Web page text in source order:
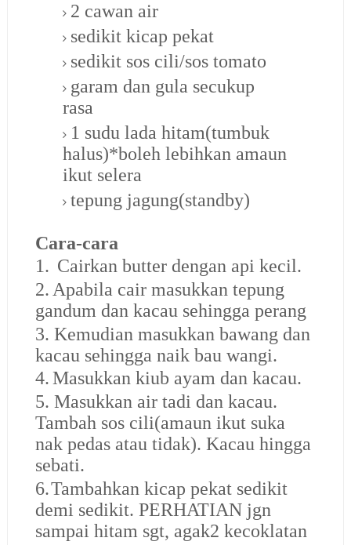
2 cawan air
sedikit kicap pekat
sedikit sos cili/sos tomato
garam dan gula secukup
rasa
1 sudu lada hitam(tumbuk
halus)*boleh lebihkan amaun
ikut selera
tepung jagung(standby)
Cara-cara
1. Cairkan butter dengan api kecil.
2. Apabila cair masukkan tepung
gandum dan kacau sehingga perang
3. Kemudian masukkan bawang dan
kacau sehingga naik bau wangi.
4.Masukkan kiub ayam dan kacau.
5. Masukkan air tadi dan kacau.
Tambah sos cili(amaun ikut suka
nak pedas atau tidak). Kacau hingga
sebati.
6.Tambahkan kicap pekat sedikit
demi sedikit. PERHATIAN jgn
sampai hitam sgt, agak2 kecoklatan